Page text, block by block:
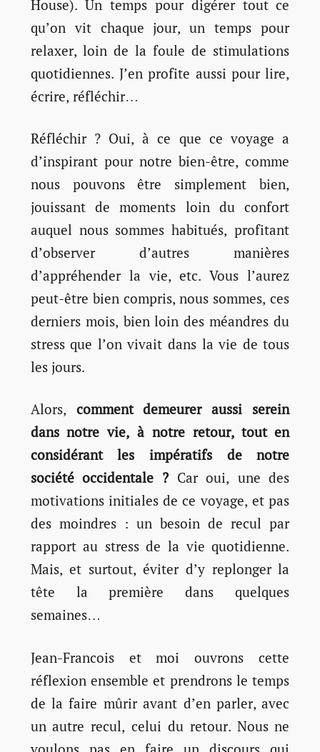
House). Un temps pour digérer tout ce
qu’on vit chaque jour, un temps pour
relaxer, loin de la foule de stimulations
quotidiennes. J’en profite aussi pour lire,
écrire, réfléchir…
Réfléchir ? Oui, à ce que ce voyage a
d’inspirant pour notre bien-être, comme
nous pouvons être simplement bien,
jouissant de moments loin du confort
auquel nous sommes habitués, profitant
d’observer d’autres manières
d’appréhender la vie, etc. Vous l’aurez
peut-être bien compris, nous sommes, ces
derniers mois, bien loin des méandres du
stress que l’on vivait dans la vie de tous
les jours.
Alors, comment demeurer aussi serein
dans notre vie, à notre retour, tout en
considérant les impératifs de notre
société occidentale ?Car oui, une des
motivations initiales de ce voyage, et pas
des moindres : un besoin de recul par
rapport au stress de la vie quotidienne.
Mais, et surtout, éviter d’y replonger la
tête la première dans quelques
semaines…
Jean-Francois et moi ouvrons cette
réflexion ensemble et prendrons le temps
de la faire mûrir avant d’en parler, avec
un autre recul, celui du retour. Nous ne